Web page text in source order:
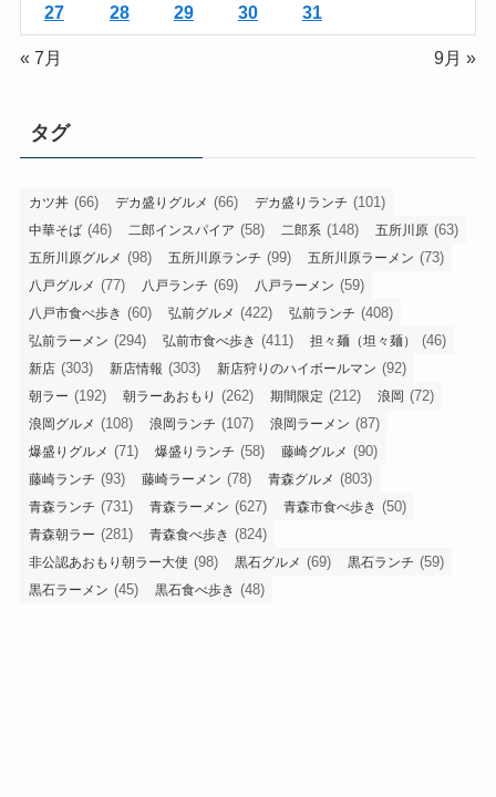
27 28 29 30 31
« 7月 9月 »
タグ
カツ丼 (66) デカ盛りグルメ (66) デカ盛りランチ (101)
中華そば (46) 二郎インスパイア (58) 二郎系 (148) 五所川原 (63)
五所川原グルメ (98) 五所川原ランチ (99) 五所川原ラーメン (73)
八戸グルメ (77) 八戸ランチ (69) 八戸ラーメン (59)
八戸市食べ歩き (60) 弘前グルメ (422) 弘前ランチ (408)
弘前ラーメン (294) 弘前市食べ歩き (411) 担々麺（坦々麺） (46)
新店 (303) 新店情報 (303) 新店狩りのハイボールマン (92)
朝ラー (192) 朝ラーあおもり (262) 期間限定 (212) 浪岡 (72)
浪岡グルメ (108) 浪岡ランチ (107) 浪岡ラーメン (87)
爆盛りグルメ (71) 爆盛りランチ (58) 藤崎グルメ (90)
藤崎ランチ (93) 藤崎ラーメン (78) 青森グルメ (803)
青森ランチ (731) 青森ラーメン (627) 青森市食べ歩き (50)
青森朝ラー (281) 青森食べ歩き (824)
非公認あおもり朝ラー大使 (98) 黒石グルメ (69) 黒石ランチ (59)
黒石ラーメン (45) 黒石食べ歩き (48)